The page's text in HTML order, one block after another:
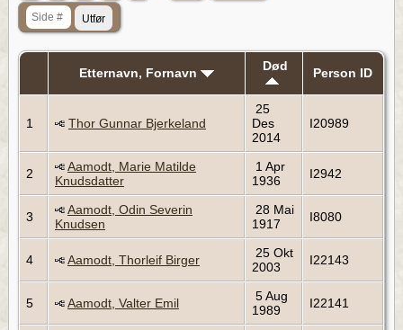
Etternavn, Fornavn Død Person ID
1 Thor Gunnar Bjerkeland
25
Des
2014
I20989
2
Aamodt, Marie Matilde
Knudsdatter
1 Apr
1936
I2942
3
Aamodt, Odin Severin
Knudsen
28 Mai
1917
I8080
4 Aamodt, Thorleif Birger
25 Okt
2003
I22143
5 Aamodt, Valter Emil
5 Aug
1989
I22141